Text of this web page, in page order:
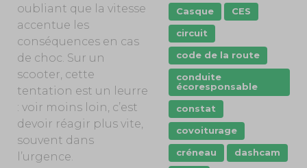
oubliant que la vitesse
accentue les
conséquences en cas
de choc. Sur un
scooter, cette
tentation est un leurre
: voir moins loin, c’est
devoir réagir plus vite,
souvent dans
l’urgence.
Casque
CES
circuit
code de la route
conduite
écoresponsable
constat
covoiturage
créneau
dashcam